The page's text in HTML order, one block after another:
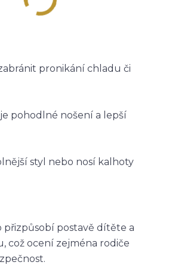
pronikání chladu či
pohodlné nošení a lepší
styl nebo nosí kalhoty
přizpůsobí postavě dítěte a
což ocení zejména rodiče